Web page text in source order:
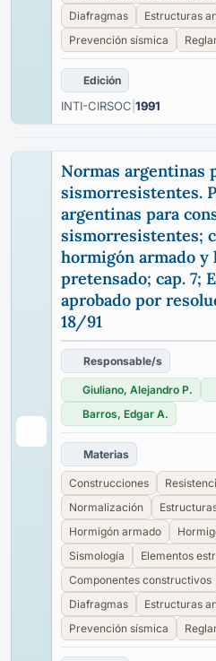
Diafragmas
Estructuras
Prevención sísmica
Edición
INTI-CIRSOC 1991
Normas argentinas
sismorresistentes.
argentinas para
sismorresistentes;
hormigón armado y
pretensado; cap. 7;
aprobado por
18/91
Responsable/s
Giuliano, Alejandro P.
Barros, Edgar A.
Materias
Construcciones
Normalización
Hormigón armado
Sismología
Elementos
Componentes constructivos
Diafragmas
Estructuras
Prevención sísmica